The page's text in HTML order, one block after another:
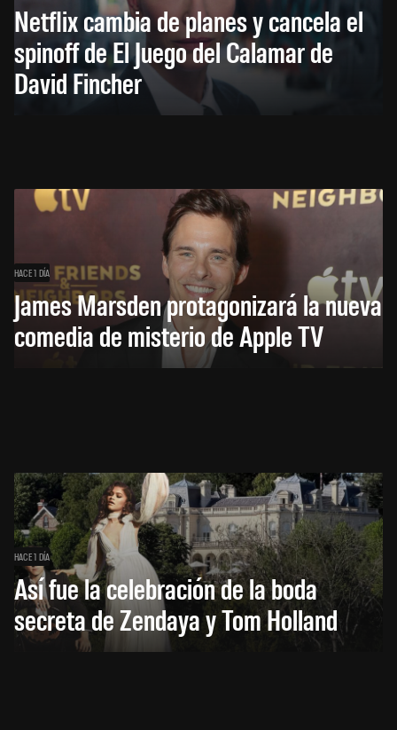
Netflix cambia de planes y cancela el
spinoff de El Juego del Calamar de
David Fincher
HACE 1 DÍA
James Marsden protagonizará la nueva
comedia de misterio de Apple TV
HACE 1 DÍA
Así fue la celebración de la boda
secreta de Zendaya y Tom Holland